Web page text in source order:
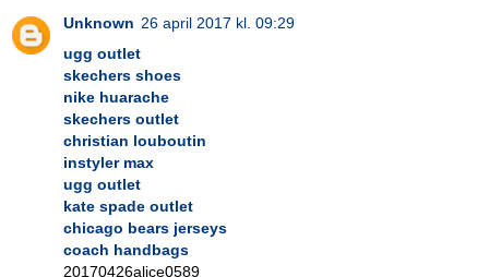
Unknown 26 april 2017 kl. 09:29
ugg outlet
skechers shoes
nike huarache
skechers outlet
christian louboutin
instyler max
ugg outlet
kate spade outlet
chicago bears jerseys
coach handbags
20170426alice0589